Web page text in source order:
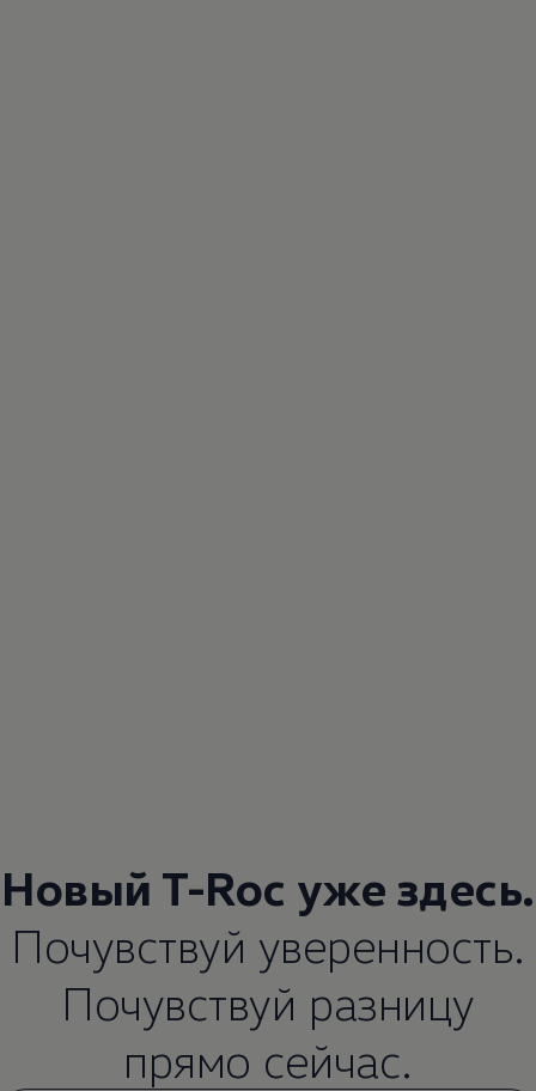
Новый T-Roc уже здесь.
Почувствуй уверенность.
Почувствуй разницу
прямо сейчас.